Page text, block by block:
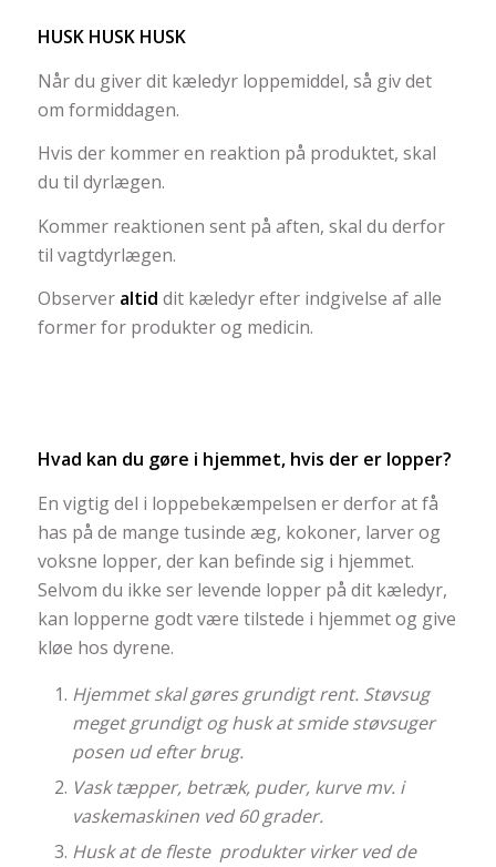
HUSK HUSK HUSK
Når du giver dit kæledyr loppemiddel, så giv det
om formiddagen.
Hvis der kommer en reaktion på produktet, skal
du til dyrlægen.
Kommer reaktionen sent på aften, skal du derfor
til vagtdyrlægen.
Observer altid dit kæledyr efter indgivelse af alle
former for produkter og medicin.
Hvad kan du gøre i hjemmet, hvis der er lopper?
En vigtig del i loppebekæmpelsen er derfor at få
has på de mange tusinde æg, kokoner, larver og
voksne lopper, der kan befinde sig i hjemmet.
Selvom du ikke ser levende lopper på dit kæledyr,
kan lopperne godt være tilstede i hjemmet og give
kløe hos dyrene.
Hjemmet skal gøres grundigt rent. Støvsug
meget grundigt og husk at smide støvsuger
posen ud efter brug.
Vask tæpper, betræk, puder, kurve mv. i
vaskemaskinen ved 60 grader.
Husk at de fleste produkter virker ved de